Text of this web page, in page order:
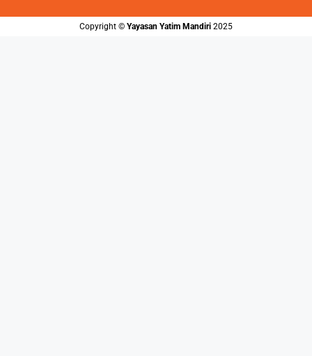
Copyright ©️ Yayasan Yatim Mandiri 2025